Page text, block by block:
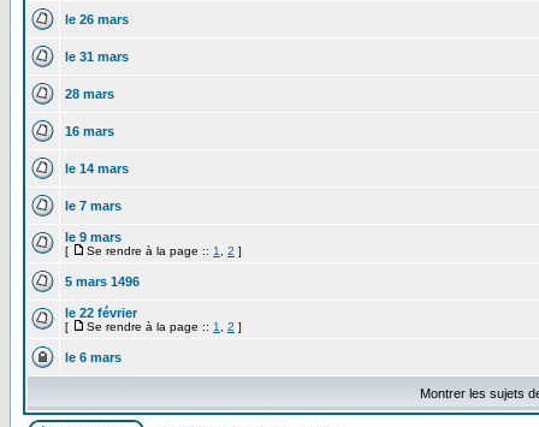
le 26 mars
le 31 mars
28 mars
16 mars
le 14 mars
le 7 mars
le 9 mars
[ Se rendre à la page :: 1 2 ]
5 mars 1496
le 22 février
[ Se rendre à la page :: 1 2 ]
le 6 mars
Montrer les sujets